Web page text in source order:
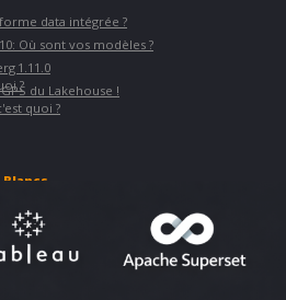
data intégrée ?
Où sont vos modèles ?
1.11.0
du Lakehouse !
?
quoi ?